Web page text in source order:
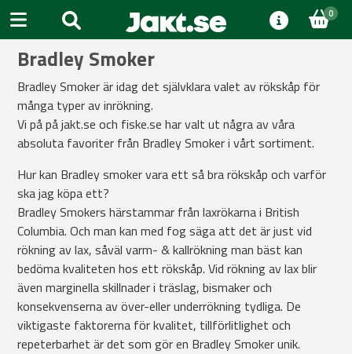
0
Bradley Smoker
Bradley Smoker är idag det självklara valet av rökskåp för
många typer av inrökning.
Vi på på jakt.se och fiske.se har valt ut några av våra
absoluta favoriter från Bradley Smoker i vårt sortiment.
Hur kan Bradley smoker vara ett så bra rökskåp och varför
ska jag köpa ett?
Bradley Smokers härstammar från laxrökarna i British
Columbia. Och man kan med fog säga att det är just vid
rökning av lax, såväl varm- & kallrökning man bäst kan
bedöma kvaliteten hos ett rökskåp. Vid rökning av lax blir
även marginella skillnader i träslag, bismaker och
konsekvenserna av över-eller underrökning tydliga. De
viktigaste faktorerna för kvalitet, tillförlitlighet och
repeterbarhet är det som gör en Bradley Smoker unik.